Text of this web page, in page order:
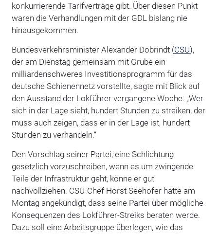
konkurrierende Tarifverträge gibt. Über diesen Punkt
waren die Verhandlungen mit der GDL bislang nie
hinausgekommen.
Bundesverkehrsminister Alexander Dobrindt (CSU),
der am Dienstag gemeinsam mit Grube ein
milliardenschweres Investitionsprogramm für das
deutsche Schienennetz vorstellte, sagte mit Blick auf
den Ausstand der Lokführer vergangene Woche: „Wer
sich in der Lage sieht, hundert Stunden zu streiken, der
muss auch zeigen, dass er in der Lage ist, hundert
Stunden zu verhandeln.“
Den Vorschlag seiner Partei, eine Schlichtung
gesetzlich vorzuschreiben, wenn es um zwingende
Teile der Infrastruktur geht, könne er gut
nachvollziehen. CSU-Chef Horst Seehofer hatte am
Montag angekündigt, dass seine Partei über mögliche
Konsequenzen des Lokführer-Streiks beraten werde.
Dazu soll eine Arbeitsgruppe überlegen, wie das